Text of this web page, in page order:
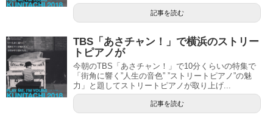
記事を読む
TBS「あさチャン！」で横浜のストリー
トピアノが
今朝のTBS「あさチャン！」で10分くらいの特集で
「街角に響く”人生の音色” ”ストリートピアノ”の魅
力」と題してストリートピアノが取り上げ...
記事を読む